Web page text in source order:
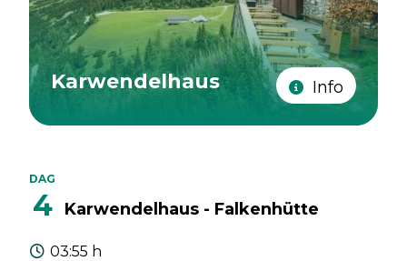
Karwendelhaus Info
DAG
4 Karwendelhaus - Falkenhütte
03:55 h